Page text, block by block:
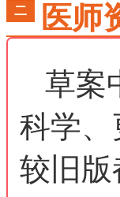
二
医师
草案
科学
较旧